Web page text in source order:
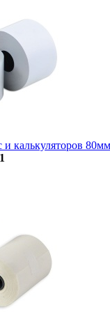
и калькуляторов